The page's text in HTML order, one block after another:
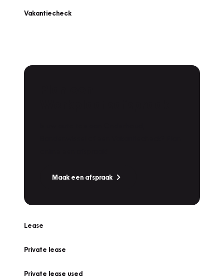
Vakantiecheck
Maak een afspraak
Lease
Private lease
Private lease used